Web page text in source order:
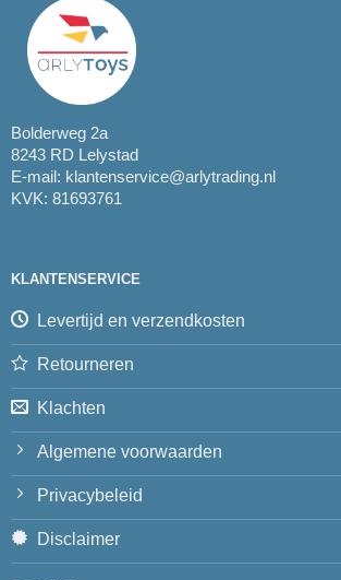
Bolderweg 2a
8243 RD Lelystad
E-mail: klantenservice@arlytrading.nl
KVK: 81693761
KLANTENSERVICE
Levertijd en verzendkosten
Retourneren
Klachten
Algemene voorwaarden
Privacybeleid
Disclaimer